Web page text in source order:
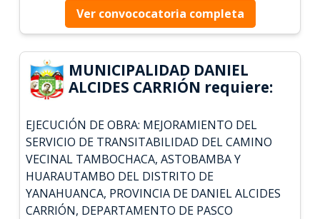
Ver convococatoria completa
MUNICIPALIDAD DANIEL
ALCIDES CARRIÓN requiere:
EJECUCIÓN DE OBRA: MEJORAMIENTO DEL
SERVICIO DE TRANSITABILIDAD DEL CAMINO
VECINAL TAMBOCHACA, ASTOBAMBA Y
HUARAUTAMBO DEL DISTRITO DE
YANAHUANCA, PROVINCIA DE DANIEL ALCIDES
CARRIÓN, DEPARTAMENTO DE PASCO